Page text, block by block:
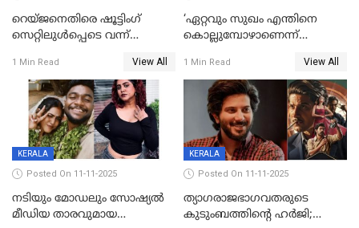
റെയ്ജനെതിരെ ഷൂട്ടിംഗ്
സെറ്റിലുൾപ്പെടെ വന്ന്
ബിയര്‍ കുപ്പി തലയ്ക്ക് അടിച്ച്
പൊട്ടിക്കുമെന്ന്
ഭീഷണി;അശ്ലീല
മെസേജുകളും വെളിപ്പെടുത്തി
മൃദുല വിജയ്
1 Min Read View All
‘ഏറ്റവും സുഖം എന്തിനെ
കൊല്ലുമ്പോഴാണെന്ന്
വില്ലത്തരത്തിന്റെ അങ്ങേയറ്റം;
മമ്മൂട്ടി മാജിക്ക്, കളങ്കാവല്‍
ട്രെയിലര്‍ പുറത്ത്
1 Min Read View All
KERALA
Posted On 11-11-2025
നടിയും മോഡലും സോഷ്യൽ
മീഡിയ താരവുമായ
KERALA
Posted On 11-11-2025
ത്യാഗരാജഭാഗവതരുടെ
കുടുംബത്തിന്റെ ഹര്‍ജി;